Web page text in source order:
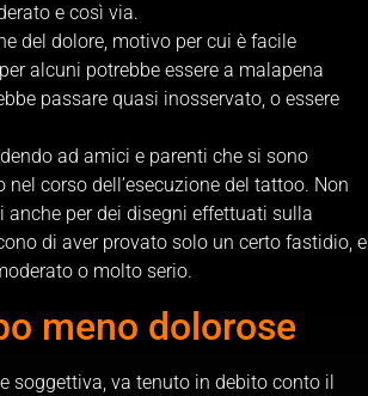
e così via.
del dolore, motivo per cui è facile
alcuni potrebbe essere a malapena
passare quasi inosservato, o essere
ad amici e parenti che si sono
corso dell’esecuzione del tattoo. Non
anche per dei disegni effettuati sulla
di aver provato solo un certo fastidio, e
o molto serio.
meno dolorose
soggettiva, va tenuto in debito conto il